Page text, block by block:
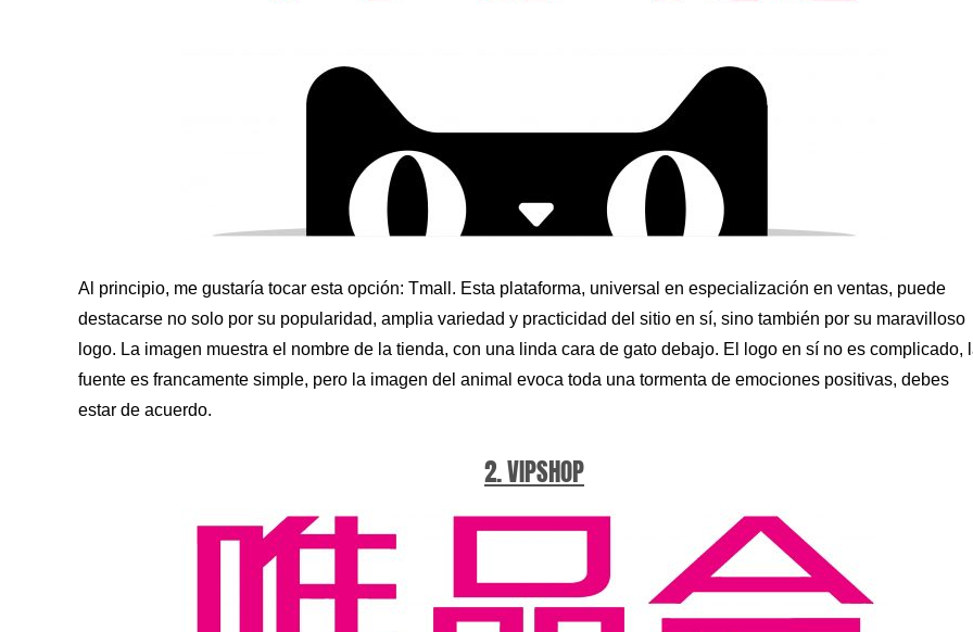
Al principio, me gustaría tocar esta opción: Tmall. Esta plataforma, universal en especialización en ventas, puede
destacarse no solo por su popularidad, amplia variedad y practicidad del sitio en sí, sino también por su maravilloso
logo. La imagen muestra el nombre de la tienda, con una linda cara de gato debajo. El logo en sí no es complicado,
fuente es francamente simple, pero la imagen del animal evoca toda una tormenta de emociones positivas, debes
estar de acuerdo.
2. VIPSHOP